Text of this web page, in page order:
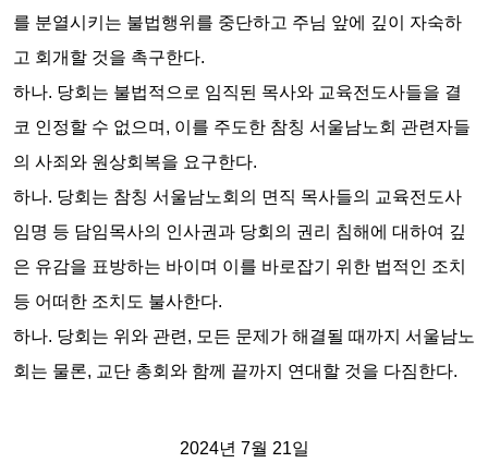
를 분열시키는 불법행위를 중단하고 주님 앞에 깊이 자숙하
고 회개할 것을 촉구한다.
하나. 당회는 불법적으로 임직된 목사와 교육전도사들을 결
코 인정할 수 없으며, 이를 주도한 참칭 서울남노회 관련자들
의 사죄와 원상회복을 요구한다.
하나. 당회는 참칭 서울남노회의 면직 목사들의 교육전도사
임명 등 담임목사의 인사권과 당회의 권리 침해에 대하여 깊
은 유감을 표방하는 바이며 이를 바로잡기 위한 법적인 조치
등 어떠한 조치도 불사한다.
하나. 당회는 위와 관련, 모든 문제가 해결될 때까지 서울남노
회는 물론, 교단 총회와 함께 끝까지 연대할 것을 다짐한다.
2024년 7월 21일